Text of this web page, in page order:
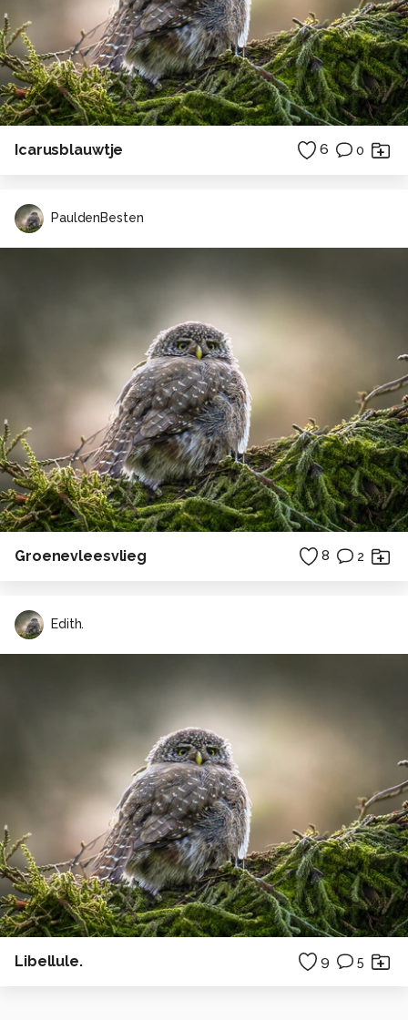
Icarusblauwtje 6 0
PauldenBesten
Groenevleesvlieg 8 2
Edith.
Libellule. 9 5